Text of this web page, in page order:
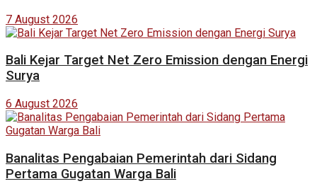
7 August 2026
Bali Kejar Target Net Zero Emission dengan Energi
Surya
6 August 2026
Banalitas Pengabaian Pemerintah dari Sidang
Pertama Gugatan Warga Bali